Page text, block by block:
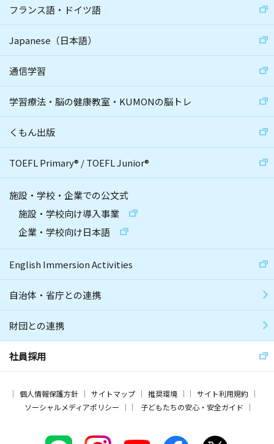
フランス語・ドイツ語
Japanese（日本語）
通信学習
学習療法・脳の健康教室・KUMONの脳トレ
くもん出版
TOEFL Primary® /TOEFL Junior®
施設・学校・企業での公文式
施設・学校向け導入事業
企業・学校向け日本語
English Immersion Activities
自治体・省庁との連携
財団との連携
社員採用
個人情報保護方針 サイトマップ 推奨環境
サイト利用規約
ソーシャルメディアポリシー
子どもたちの安心・安全ガイド